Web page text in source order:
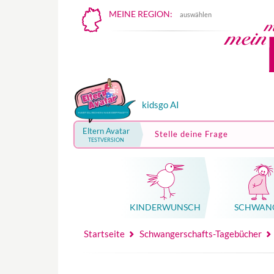
MEINE REGION: auswählen
kidsgo AI
Eltern Avatar
TESTVERSION
Stelle deine Frage
KINDER­WUNSCH
Startseite Schwangerschafts-Tagebücher